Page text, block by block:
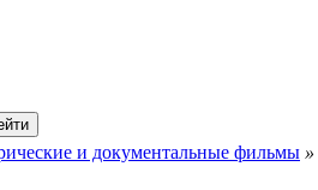
и документальные фильмы »